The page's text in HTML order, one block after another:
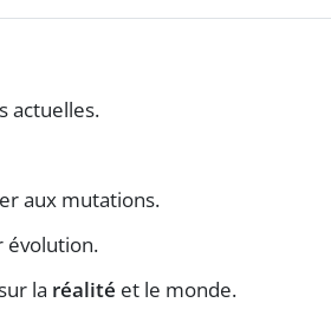
actuelles.
aux mutations.
évolution.
la réalité et le monde.